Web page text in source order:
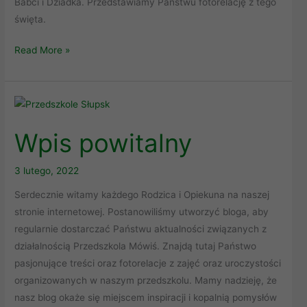
święta.
Read More »
Wpis powitalny
3 lutego, 2022
Serdecznie witamy każdego Rodzica i Opiekuna na naszej
stronie internetowej. Postanowiliśmy utworzyć bloga, aby
regularnie dostarczać Państwu aktualności związanych z
działalnością Przedszkola Mówiś. Znajdą tutaj Państwo
pasjonujące treści oraz fotorelacje z zajęć oraz uroczystości
organizowanych w naszym przedszkolu. Mamy nadzieję, że
nasz blog okaże się miejscem inspiracji i kopalnią pomysłów
Wpis